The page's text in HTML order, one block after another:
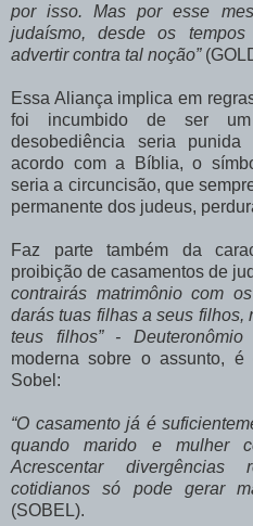
por isso. Mas por esse
judaísmo, desde os tempos
advertir contra tal noção”
Essa Aliança implica em
foi incumbido de ser
desobediência seria
acordo com a Bíblia, o
seria a circuncisão, que
permanente dos judeus,
Faz parte também da
proibição de casamentos de
contrairás matrimônio com
darás tuas filhas a seus filhos,
teus filhos” - Deuteronômio
moderna sobre o assunto,
Sobel:
“O casamento já é
quando marido e mulher
Acrescentar divergências
cotidianos só pode gerar
(SOBEL).